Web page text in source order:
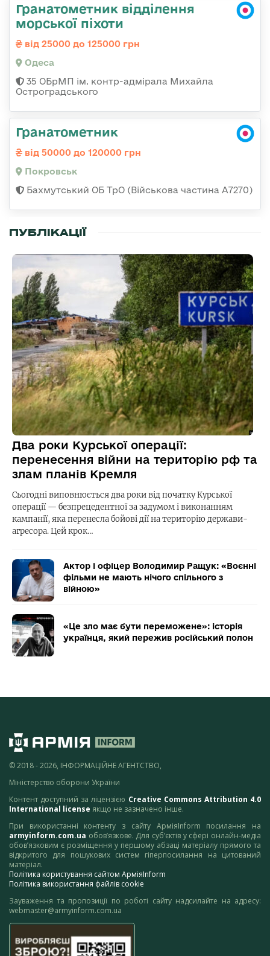
Гранатометник відділення
морської піхоти
від 25000 до 125000 грн
Одеса
35 ОБрМП ім. контр-адмірала Михайла
Остроградського
Гранатометник
від 50000 до 120000 грн
Покровськ
Бахмутський ОБ ТрО (Військова частина А7270)
ПУБЛІКАЦІЇ
Два роки Курської операції:
перенесення війни на територію рф та
злам планів Кремля
Сьогодні виповнюється два роки від початку Курської
операції — безпрецедентної за задумом і виконанням
кампанії, яка перенесла бойові дії на територію держави-
агресора. Цей крок…
Актор і офіцер Володимир Ращук: «Воєнні
фільми не мають нічого спільного з
війною»
«Це зло має бути переможене»: історія
українця, який пережив російський полон
© 2018 - 2026, ІНФОРМАЦІЙНЕ АГЕНТСТВО,
Міністерство оборони України
Контент доступний за ліцензією Creative Commons Attribution 4.0
International license якщо не зазначено інше.
При використанні контенту з сайту АрміяInform посилання на
armyinform.com.ua обов’язкове. Для суб’єктів у сфері онлайн-медіа
обов’язковим є розміщення у першому абзаці матеріалу прямого та
відкритого для пошукових систем гіперпосилання на цитований
матеріал.
Політика користування сайтом АрміяInform
Політика використання файлів cookie
Зауваження та пропозиції по роботі сайту надсилайте на адресу:
webmaster@armyinform.com.ua